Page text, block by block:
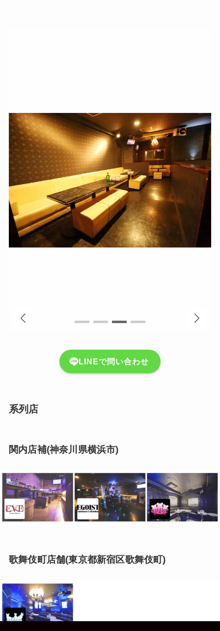
LINEで問い合わせ
系列店
関内店補(神奈川県横浜市)
歌舞伎町店舗(東京都新宿区歌舞伎町)